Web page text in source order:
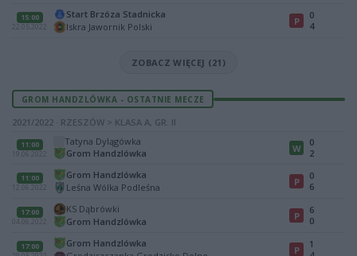
15:00
22.05.2022
Start Brzóza Stadnicka
Iskra Jawornik Polski
P
0
4
ZOBACZ WIĘCEJ (21)
GROM HANDZLÓWKA - OSTATNIE MECZE
2021/2022 · RZESZÓW > KLASA A, GR. II
11:00
19.06.2022
Tatyna Dylągówka
Grom Handzlówka
W
0
2
11:00
12.06.2022
Grom Handzlówka
Leśna Wólka Podleśna
P
0
6
17:00
04.06.2022
KS Dąbrówki
Grom Handzlówka
P
6
0
17:00
Grom Handzlówka
P
1